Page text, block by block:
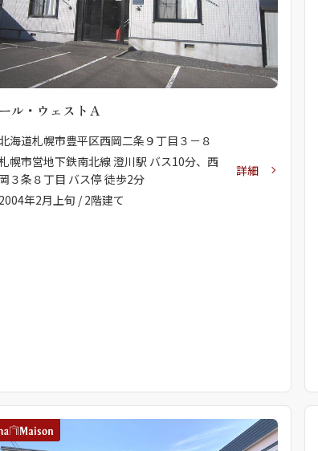
ル・ウェストＡ
海道札幌市豊平区西岡二条９丁目３－８
幌市営地下鉄南北線 澄川駅 バス10分、西
３条８丁目 バス停 徒歩2分
年2月上旬 / 2階建て
詳細